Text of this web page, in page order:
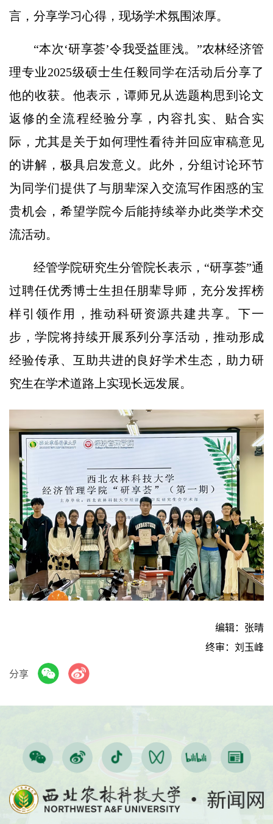
言，分享学习心得，现场学术氛围浓厚。
“本次‘研享荟’令我受益匪浅。”农林经济管
理专业2025级硕士生任毅同学在活动后分享了
他的收获。他表示，谭师兄从选题构思到论文
返修的全流程经验分享，内容扎实、贴合实
际，尤其是关于如何理性看待并回应审稿意见
的讲解，极具启发意义。此外，分组讨论环节
为同学们提供了与朋辈深入交流写作困惑的宝
贵机会，希望学院今后能持续举办此类学术交
流活动。
经管学院研究生分管院长表示，“研享荟”通
过聘任优秀博士生担任朋辈导师，充分发挥榜
样引领作用，推动科研资源共建共享。下一
步，学院将持续开展系列分享活动，推动形成
经验传承、互助共进的良好学术生态，助力研
究生在学术道路上实现长远发展。
编辑：张晴
终审：刘玉峰
分享